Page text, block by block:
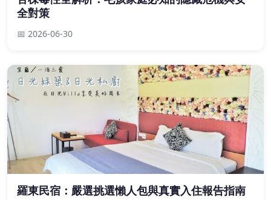
全對策
📅 2026-06-30
羅東民宿：嚴選挑選懶人包與真實入住報告指南